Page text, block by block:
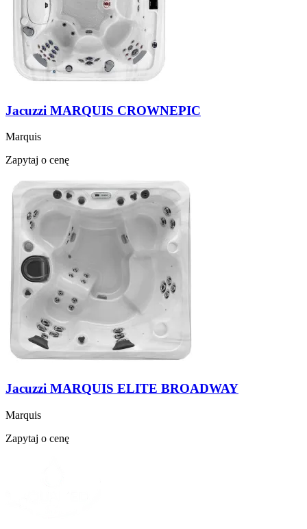
Jacuzzi MARQUIS CROWNEPIC
Marquis
Zapytaj o cenę
Jacuzzi MARQUIS ELITE BROADWAY
Marquis
Zapytaj o cenę